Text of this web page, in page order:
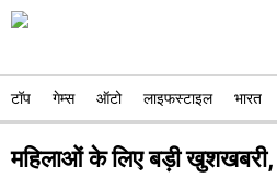
टॉप गेम्स ऑटो लाइफस्टाइल भारत
महिलाओं के लिए बड़ी